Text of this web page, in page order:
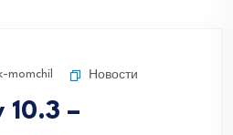
k-momchil Новости
10.3 –